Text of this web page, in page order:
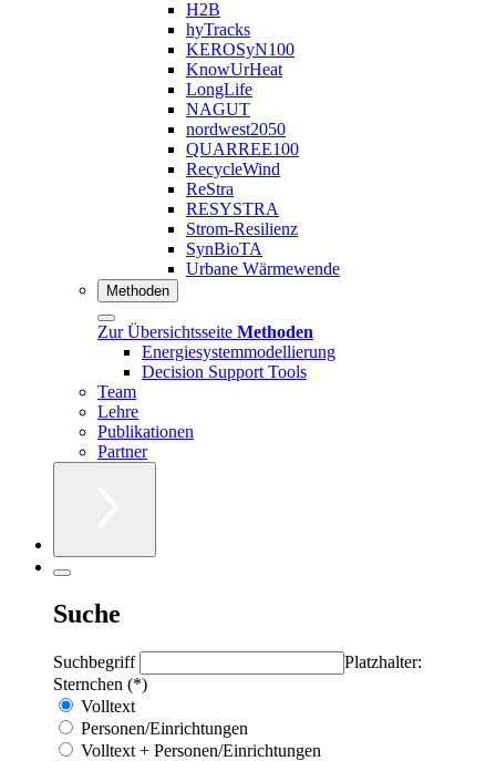
H2B
hyTracks
KEROSyN100
KnowUrHeat
LongLife
NAGUT
nordwest2050
QUARREE100
RecycleWind
ReStra
RESYSTRA
Strom-Resilienz
SynBioTA
Urbane Wärmewende
Methoden
Zur Übersichtsseite Methoden
Energiesystemmodellierung
Decision Support Tools
Team
Lehre
Publikationen
Partner
Suche
Suchbegriff
Platzhalter:
Sternchen (*)
Volltext
Personen/Einrichtungen
Volltext + Personen/Einrichtungen